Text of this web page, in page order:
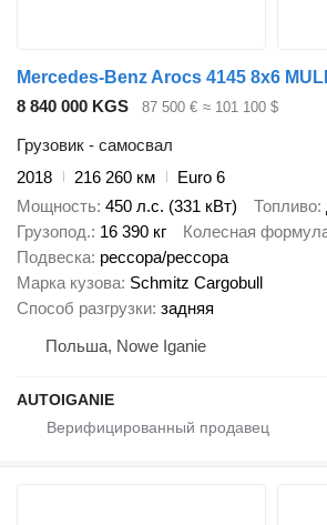
8 840 000 KGS 87 500 € ≈ 101 100 $
Грузовик - самосвал
2018
216 260 км
Euro 6
Мощность 450 л.с. (331 кВт) Топливо
Грузопод. 16 390 кг Колесная
Подвеска рессора/рессора
Марка кузова Schmitz Cargobull
Способ разгрузки задняя
Польша, Nowe Iganie
AUTOIGANIE